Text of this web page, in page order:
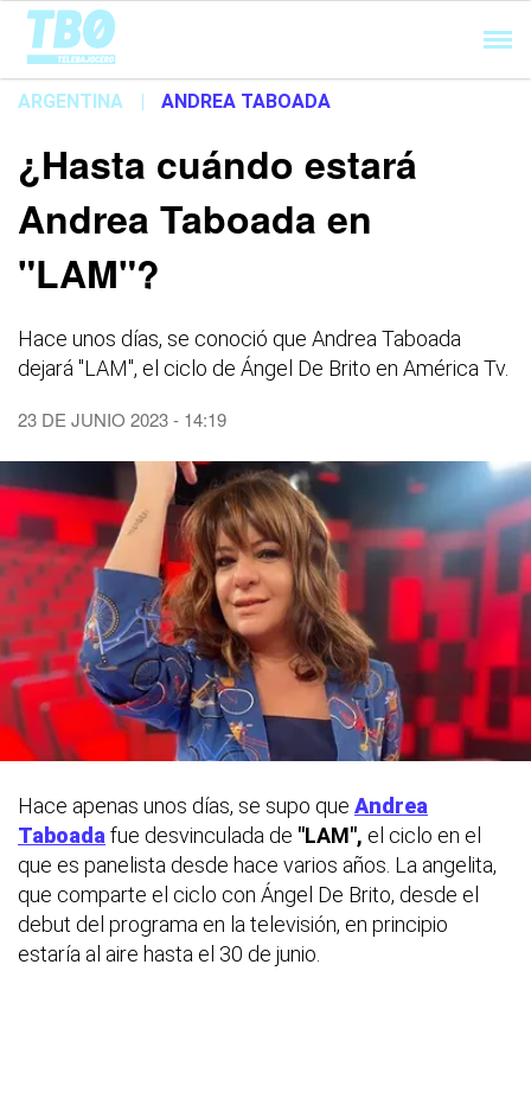
Cargando...
ARGENTINA | ANDREA TABOADA
¿Hasta cuándo estará
Andrea Taboada en
"LAM"?
Hace unos días, se conoció que Andrea Taboada
dejará "LAM", el ciclo de Ángel De Brito en América Tv.
23 DE JUNIO 2023 - 14:19
Hace apenas unos días, se supo que Andrea
Taboada fue desvinculada de "LAM", el ciclo en el
que es panelista desde hace varios años. La angelita,
que comparte el ciclo con Ángel De Brito, desde el
debut del programa en la televisión, en principio
estaría al aire hasta el 30 de junio.